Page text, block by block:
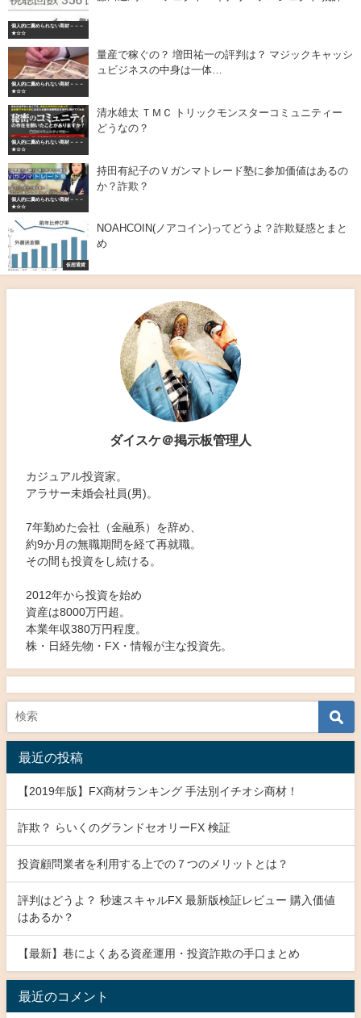
個人的に薦められない商材－－－
★☆☆
個人的に薦められない商材－－－
★☆☆
量産で稼ぐの？ 増田祐一の評判は？ マジックキャッシ
ュビジネスの中身は一体…
個人的に薦められない商材－－－
★☆☆
清水雄太 ＴＭＣ トリックモンスターコミュニティー
どうなの？
個人的に薦められない商材－－－
★☆☆
持田有紀子のＶガンマトレード塾に参加価値はあるの
か？詐欺？
仮想通貨
NOAHCOIN(ノアコイン)ってどうよ？詐欺疑惑とまと
め
ダイスケ＠掲示板管理人
カジュアル投資家。
アラサー未婚会社員(男)。
7年勤めた会社（金融系）を辞め、
約9か月の無職期間を経て再就職。
その間も投資をし続ける。
2012年から投資を始め
資産は8000万円超。
本業年収380万円程度。
株・日経先物・FX・情報が主な投資先。
最近の投稿
【2019年版】FX商材ランキング 手法別イチオシ商材！
詐欺？ らいくのグランドセオリーFX 検証
投資顧問業者を利用する上での７つのメリットとは？
評判はどうよ？ 秒速スキャルFX 最新版検証レビュー 購入価値
はあるか？
【最新】巷によくある資産運用・投資詐欺の手口まとめ
最近のコメント